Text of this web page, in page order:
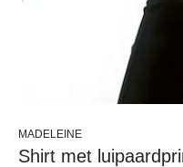
MADELEINE
Shirt met